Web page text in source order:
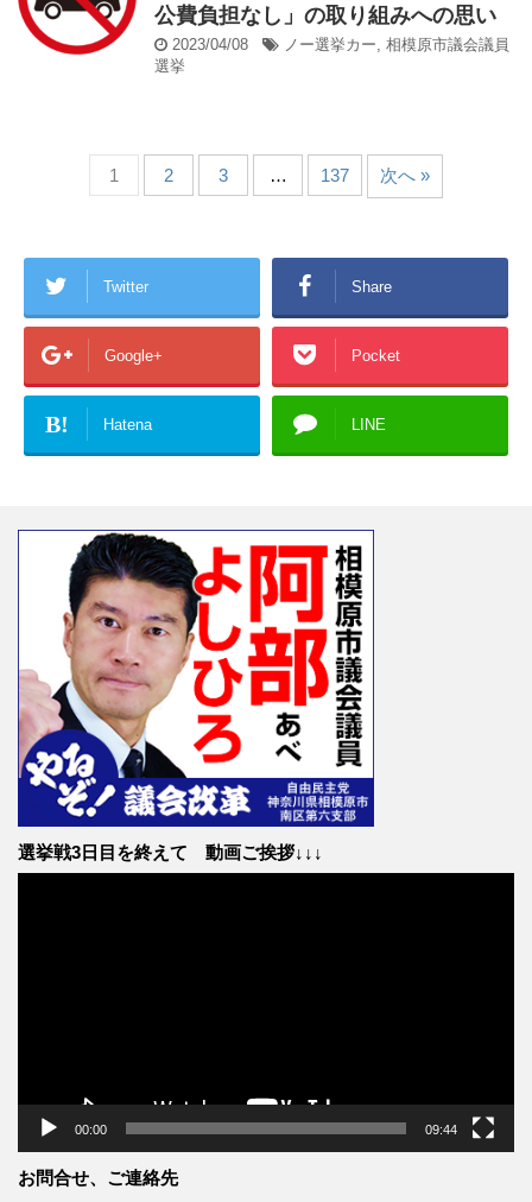
公費負担なし」の取り組みへの思い
2023/04/08 ノー選挙カー, 相模原市議会議員
選挙
1 2 3 … 137 次へ »
Twitter Share
Google+ Pocket
B! Hatena LINE
選挙戦3日目を終えて 動画ご挨拶↓↓↓
00:00 09:44
お問合せ、ご連絡先